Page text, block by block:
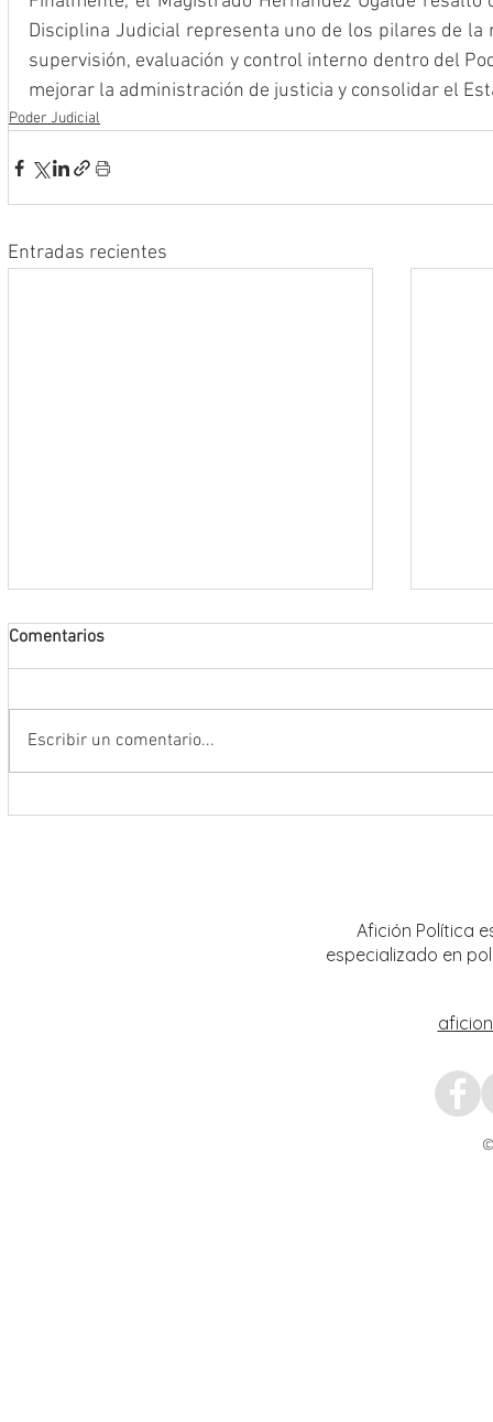
Disciplina Judicial representa uno de los pilares de
supervisión, evaluación y control interno dentro del
mejorar la administración de justicia y consolidar el
Poder Judicial
Entradas recientes
Comentarios
Escribir un comentario...
Afición Política
especializado en